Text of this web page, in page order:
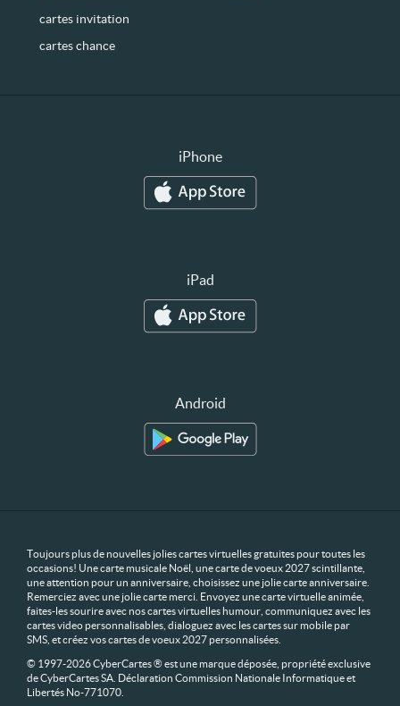
cartes invitation
cartes chance
iPhone
iPad
Android
Toujours plus de nouvelles jolies cartes virtuelles gratuites pour toutes les
occasions! Une carte musicale Noël, une carte de voeux 2027 scintillante,
une attention pour un anniversaire, choisissez une jolie carte anniversaire.
Remerciez avec une jolie carte merci. Envoyez une carte virtuelle animée,
faites-les sourire avec nos cartes virtuelles humour, communiquez avec les
cartes video personnalisables, dialoguez avec les cartes sur mobile par
SMS, et créez vos cartes de voeux 2027 personnalisées.
© 1997-2026 CyberCartes ® est une marque déposée, propriété exclusive
de CyberCartes SA. Déclaration Commission Nationale Informatique et
Libertés No-771070.